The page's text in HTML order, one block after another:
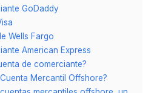
GoDaddy
Wells Fargo
American Express
de comerciante?
Mercantil Offshore?